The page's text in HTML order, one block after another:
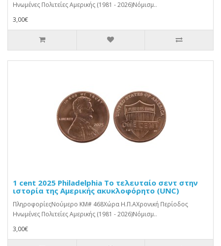
Ηνωμένες Πολιτείες Αμερικής (1981 - 2026)Νόμισμ..
3,00€
1 cent 2025 Philadelphia Το τελευταίο σεντ στην
ιστορία της Αμερικής ακυκλοφόρητο (UNC)
ΠληροφορίεςΝούμερο KM# 468Χώρα Η.Π.ΑΧρονική Περίοδος
Ηνωμένες Πολιτείες Αμερικής (1981 - 2026)Νόμισμ..
3,00€